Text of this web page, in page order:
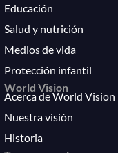
Educación
Salud y nutrición
Medios de vida
Protección infantil
World Vision
Acerca de World Vision
Nuestra visión
Historia